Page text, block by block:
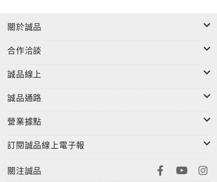
關於誠品
合作洽談
誠品線上
誠品通路
營業據點
訂閱誠品線上電子報
關注誠品